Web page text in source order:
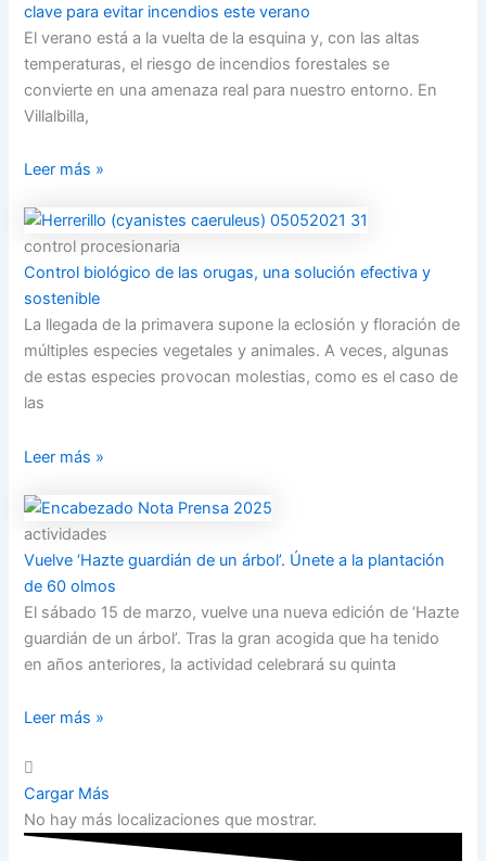
clave para evitar incendios este verano
El verano está a la vuelta de la esquina y, con las altas
temperaturas, el riesgo de incendios forestales se
convierte en una amenaza real para nuestro entorno. En
Villalbilla,
Leer más »
control procesionaria
Control biológico de las orugas, una solución efectiva y
sostenible
La llegada de la primavera supone la eclosión y floración de
múltiples especies vegetales y animales. A veces, algunas
de estas especies provocan molestias, como es el caso de
las
Leer más »
actividades
Vuelve ‘Hazte guardián de un árbol’. Únete a la plantación
de 60 olmos
El sábado 15 de marzo, vuelve una nueva edición de ‘Hazte
guardián de un árbol’. Tras la gran acogida que ha tenido
en años anteriores, la actividad celebrará su quinta
Leer más »
Cargar Más
No hay más localizaciones que mostrar.